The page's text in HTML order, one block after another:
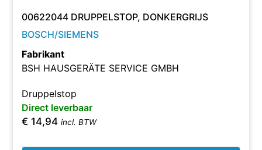
00622044 DRUPPELSTOP, DONKERGRIJS
BOSCH/SIEMENS
Fabrikant
BSH HAUSGERÄTE SERVICE GMBH
Druppelstop
Direct leverbaar
€ 14,94 incl. BTW